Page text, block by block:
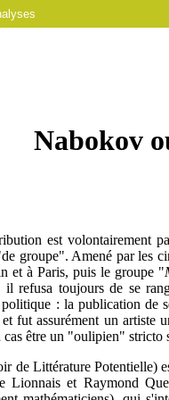
Nabokov
est volontairement
groupe". Amené par les
et à Paris, puis le groupe "
il refusa toujours de se
: la publication de
fut assurément un artiste
être un "oulipien" stricto
de Littérature Potentielle)
Lionnais et Raymond